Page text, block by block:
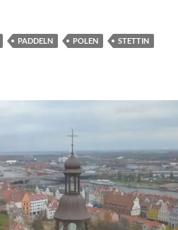
WASSERROUTE
PADDELN POLEN
STETTIN